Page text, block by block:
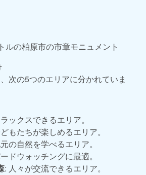
ルの柏原市の市章モニュメント
次の5つのエリアに分かれていま
ックスできるエリア。
もたちが楽しめるエリア。
の自然を学べるエリア。
ドウォッチングに最適。
: 人々が交流できるエリア。